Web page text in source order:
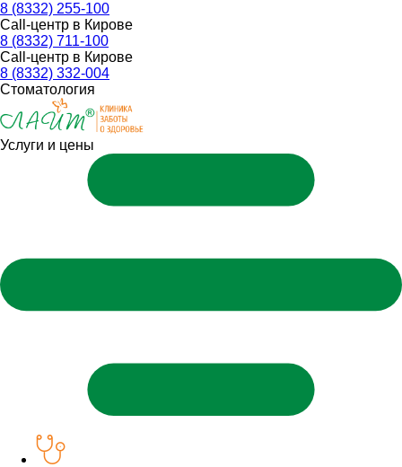
8 (8332) 255-100
Call-центр в Кирове
8 (8332) 711-100
Call-центр в Кирове
8 (8332) 332-004
Стоматология
Услуги и цены